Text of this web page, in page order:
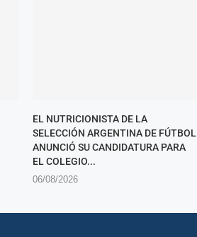
EL NUTRICIONISTA DE LA
SELECCIÓN ARGENTINA DE FÚTBOL
ANUNCIÓ SU CANDIDATURA PARA
EL COLEGIO...
06/08/2026